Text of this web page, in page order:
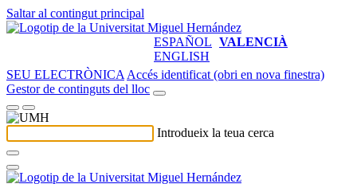
Saltar al contingut principal
ESPAÑOL VALENCIÀ
ENGLISH
SEU ELECTRÒNICA Accés identificat (obri en nova finestra)
Gestor de continguts del lloc
Introdueix la teua cerca